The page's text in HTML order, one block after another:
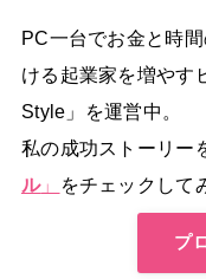
PC一台でお金と時
ける起業家を増やす
Style」を運営中。
私の成功ストーリー
ル」 をチェックして
プ